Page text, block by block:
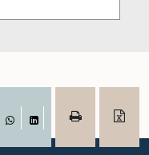
WhatsAppLinkedIn